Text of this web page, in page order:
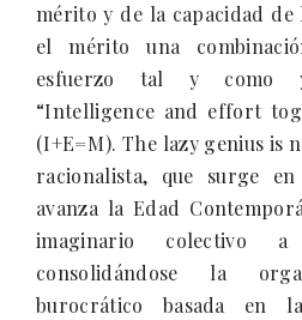
mérito y de la capacidad de
el mérito una
esfuerzo tal y como
“Intelligence and effort
(I+E=M). The lazy genius is
racionalista, que surge
avanza la Edad
imaginario colectivo
consolidándose la
burocrático basada en